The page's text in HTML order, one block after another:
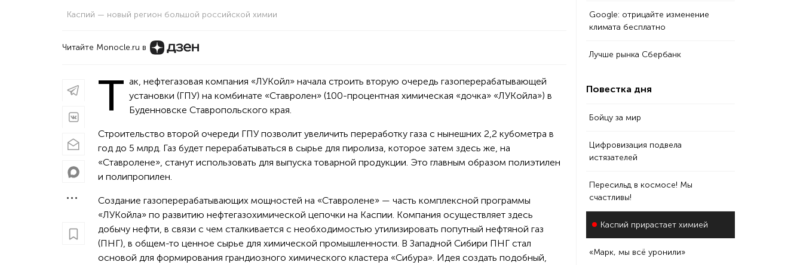
Каспий — новый регион большой российской химии
Читайте Monocle.ru в
Т ак, нефтегазовая компания «ЛУКойл» начала строить вторую очередь газоперерабатывающей
установки (ГПУ) на комбинате «Ставролен» (100-процентная химическая «дочка» «ЛУКойла») в
Буденновске Ставропольского края.
Строительство второй очереди ГПУ позволит увеличить переработку газа с нынешних 2,2 кубометра в
год до 5 млрд. Газ будет перерабатываться в сырье для пиролиза, которое затем здесь же, на
«Ставролене», станут использовать для выпуска товарной продукции. Это главным образом полиэтилен
и полипропилен.
Создание газоперерабатывающих мощностей на «Ставролене» — часть комплексной программы
«ЛУКойла» по развитию нефтегазохимической цепочки на Каспии. Компания осуществляет здесь
добычу нефти, в связи с чем сталкивается с необходимостью утилизировать попутный нефтяной газ
(ПНГ), в общем-то ценное сырье для химической промышленности. В Западной Сибири ПНГ стал
основой для формирования грандиозного химического кластера «Сибура». Идея создать подобный,
Google: отрицайте изменение
климата бесплатно
Лучше рынка Сбербанк
Повестка дня
Бойцу за мир
Цифровизация подвела
истязателей
Пересильд в космосе! Мы
счастливы!
Каспий прирастает химией
«Марк, мы всё уронили»